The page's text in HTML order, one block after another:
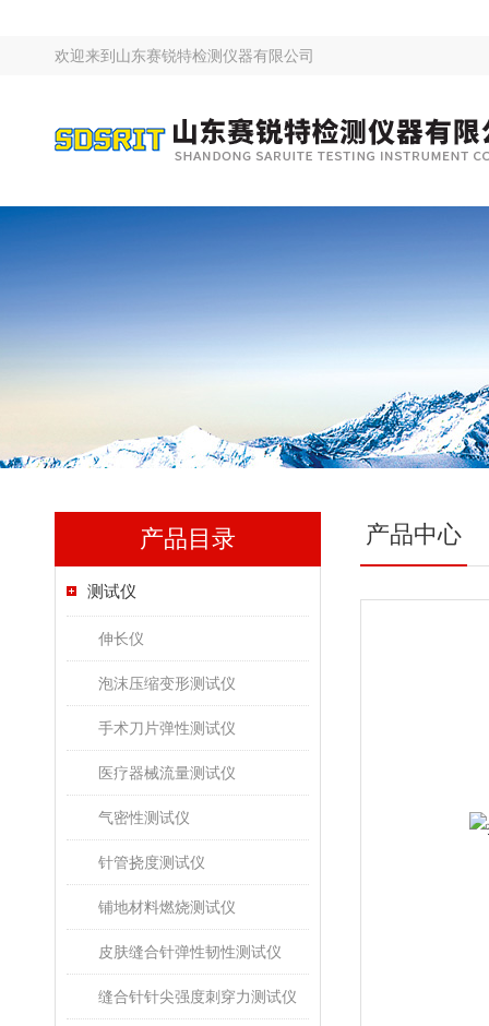
欢迎来到 山东赛锐特检测仪器有限公司
产品目录
测试仪
伸长仪
泡沫压缩变形测试仪
手术刀片弹性测试仪
医疗器械流量测试仪
气密性测试仪
针管挠度测试仪
铺地材料燃烧测试仪
皮肤缝合针弹性韧性测试仪
缝合针针尖强度刺穿力测试仪
产品中心